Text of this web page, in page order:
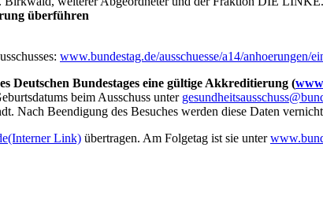
überführen
www.bundestag.de/ausschuesse/a14/anhoerungen/
Deutschen Bundestages eine gültige Akkreditierung (
beim Ausschuss unter
Beendigung des Besuches werden diese Daten
(Interner Link) übertragen. Am Folgetag ist sie unter